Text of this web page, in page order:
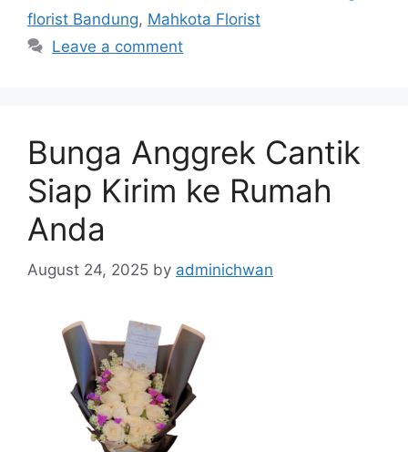
florist Bandung, Mahkota Florist
Leave a comment
Bunga Anggrek Cantik
Siap Kirim ke Rumah
Anda
August 24, 2025 by adminichwan